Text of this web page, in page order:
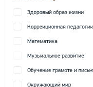
Здоровый образ жизни
Коррекционная
Математика
Музыкальное развитие
Обучение грамоте и
Окружающий мир